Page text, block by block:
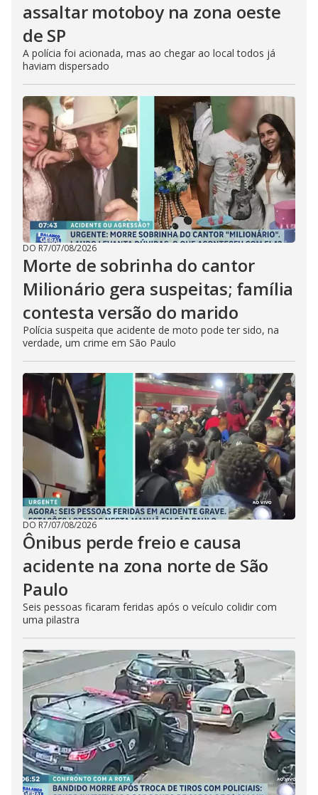
assaltar motoboy na zona oeste
de SP
A polícia foi acionada, mas ao chegar ao local todos já
haviam dispersado
DO R7/07/08/2026
Morte de sobrinha do cantor
Milionário gera suspeitas; família
contesta versão do marido
Polícia suspeita que acidente de moto pode ter sido, na
verdade, um crime em São Paulo
DO R7/07/08/2026
Ônibus perde freio e causa
acidente na zona norte de São
Paulo
Seis pessoas ficaram feridas após o veículo colidir com
uma pilastra